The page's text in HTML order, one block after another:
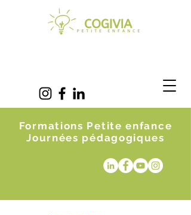
Formations Petite enfance
Journées pédagogiques